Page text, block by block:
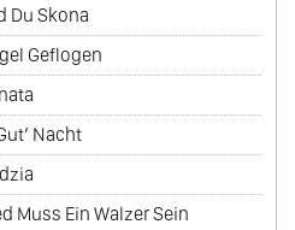
Du Hasard
Du Skona
Geflogen
Nacht
Muss Ein Walzer Sein